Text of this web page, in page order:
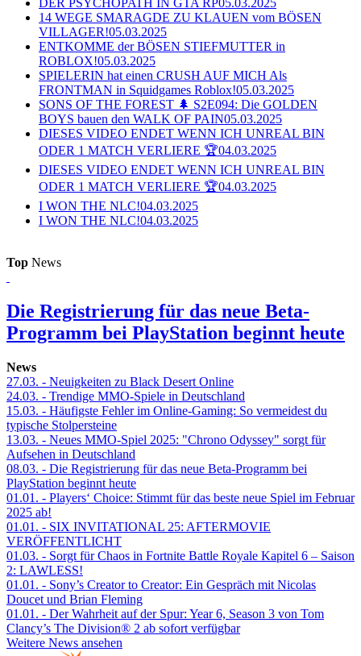
14 WEGE SMARAGDE ZU KLAUEN vom BÖSEN
VILLAGER!05.03.2025
ENTKOMME der BÖSEN STIEFMUTTER in
ROBLOX!05.03.2025
SPIELERIN hat einen CRUSH AUF MICH Als
FRONTMAN in Squidgames Roblox!05.03.2025
SONS OF THE FOREST 🌲 S2E094: Die GOLDEN
BOYS bauen den WALK OF PAIN05.03.2025
DIESES VIDEO ENDET WENN ICH UNREAL BIN
ODER 1 MATCH VERLIERE 🏆04.03.2025
DIESES VIDEO ENDET WENN ICH UNREAL BIN
ODER 1 MATCH VERLIERE 🏆04.03.2025
I WON THE NLC!04.03.2025
I WON THE NLC!04.03.2025
Top News
Die Registrierung für das neue Beta-
Programm bei PlayStation beginnt heute
News
27.03. - Neuigkeiten zu Black Desert Online
24.03. - Trendige MMO-Spiele in Deutschland
15.03. - Häufigste Fehler im Online-Gaming: So vermeidest du
typische Stolpersteine
13.03. - Neues MMO-Spiel 2025: "Chrono Odyssey" sorgt für
Aufsehen in Deutschland
08.03. - Die Registrierung für das neue Beta-Programm bei
PlayStation beginnt heute
01.01. - Players‘ Choice: Stimmt für das beste neue Spiel im Februar
2025 ab!
01.01. - SIX INVITATIONAL 25: AFTERMOVIE
VERÖFFENTLICHT
01.03. - Sorgt für Chaos in Fortnite Battle Royale Kapitel 6 – Saison
2: LAWLESS!
01.01. - Sony’s Creator to Creator: Ein Gespräch mit Nicolas
Doucet und Brian Fleming
01.01. - Der Wahrheit auf der Spur: Year 6, Season 3 von Tom
Clancy’s The Division® 2 ab sofort verfügbar
Weitere News ansehen